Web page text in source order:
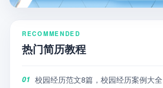
RECOMMENDED
热门简历教程
01 校园经历范文8篇，校园经历案例大全